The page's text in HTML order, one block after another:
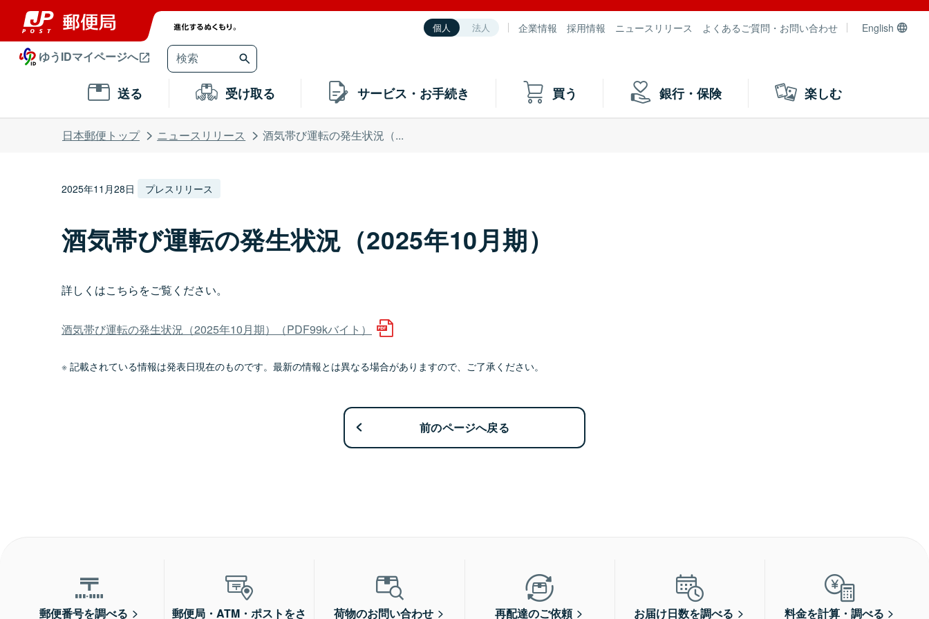
個人 法人 企業情報 採用情報 ニュースリリース よくあるご質問・お問い合わせ English
ゆうIDマイページへ
送る 受け取る サービス・お手続き 買う 銀行・保険 楽しむ
日本郵便トップ ニュースリリース 酒気帯び運転の発生状況（...
2025年11月28日 プレスリリース
酒気帯び運転の発生状況（2025年10月期）
詳しくはこちらをご覧ください。
酒気帯び運転の発生状況（2025年10月期）（PDF99kバイト）
記載されている情報は発表日現在のものです。最新の情報とは異なる場合がありますので、ご了承ください。
前のページへ戻る
郵便番号を調べる 郵便局・ATM・ポストをさ 荷物のお問い合わせ 再配達のご依頼 お届け日数を調べる 料金を計算・調べる